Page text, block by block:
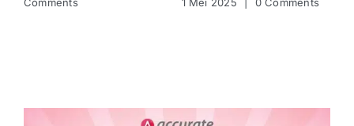
Comments
1 Mei 2025 0 Comments